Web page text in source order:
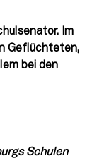
Im
Geflüchteten,
bei den
Schulen